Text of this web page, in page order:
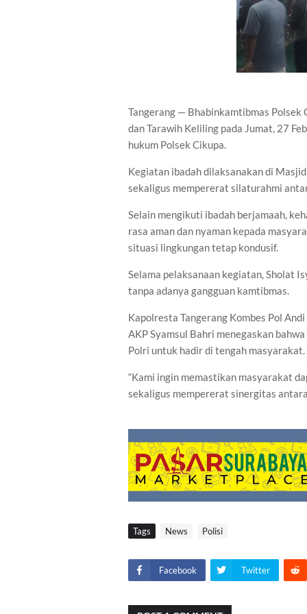
Tangerang — Bhabinkamtibmas Polsek
dan Tarawih Keliling pada Jumat, 27
hukum Polsek Cikupa.
Kegiatan ibadah dilaksanakan di
sekaligus mempererat silaturahmi
Selain mengikuti ibadah berjamaah,
rasa aman dan nyaman kepada
situasi lingkungan tetap kondusif.
Selama pelaksanaan kegiatan, Sholat
tanpa adanya gangguan kamtibmas.
Kapolresta Tangerang Kombes Pol
AKP Syamsul Bahri menegaskan
Polri untuk hadir di tengah masyarakat.
“Kami ingin memastikan masyarakat
sekaligus mempererat sinergitas
Tags News Polisi
Facebook Twitter